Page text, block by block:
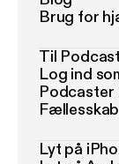
Brug for
Til
Log ind
Podcaster
Lyt på